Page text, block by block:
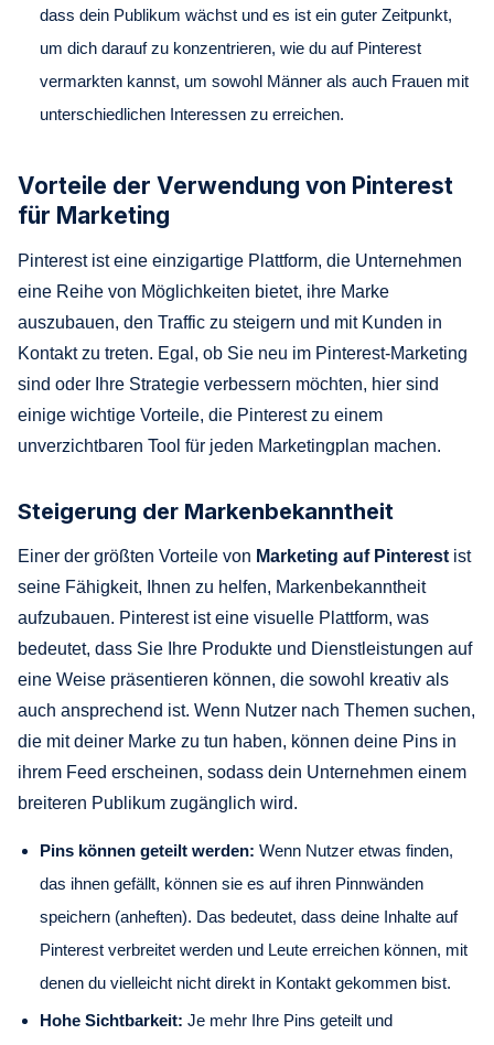
dass dein Publikum wächst und es ist ein guter Zeitpunkt,
um dich darauf zu konzentrieren, wie du auf Pinterest
vermarkten kannst, um sowohl Männer als auch Frauen mit
unterschiedlichen Interessen zu erreichen.
Vorteile der Verwendung von Pinterest
für Marketing
Pinterest ist eine einzigartige Plattform, die Unternehmen
eine Reihe von Möglichkeiten bietet, ihre Marke
auszubauen, den Traffic zu steigern und mit Kunden in
Kontakt zu treten. Egal, ob Sie neu im Pinterest-Marketing
sind oder Ihre Strategie verbessern möchten, hier sind
einige wichtige Vorteile, die Pinterest zu einem
unverzichtbaren Tool für jeden Marketingplan machen.
Steigerung der Markenbekanntheit
Einer der größten Vorteile von Marketing auf Pinterest ist
seine Fähigkeit, Ihnen zu helfen, Markenbekanntheit
aufzubauen. Pinterest ist eine visuelle Plattform, was
bedeutet, dass Sie Ihre Produkte und Dienstleistungen auf
eine Weise präsentieren können, die sowohl kreativ als
auch ansprechend ist. Wenn Nutzer nach Themen suchen,
die mit deiner Marke zu tun haben, können deine Pins in
ihrem Feed erscheinen, sodass dein Unternehmen einem
breiteren Publikum zugänglich wird.
Pins können geteilt werden: Wenn Nutzer etwas finden,
das ihnen gefällt, können sie es auf ihren Pinnwänden
speichern (anheften). Das bedeutet, dass deine Inhalte auf
Pinterest verbreitet werden und Leute erreichen können, mit
denen du vielleicht nicht direkt in Kontakt gekommen bist.
Hohe Sichtbarkeit: Je mehr Ihre Pins geteilt und